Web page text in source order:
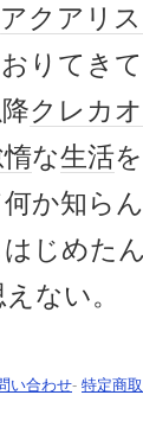
アクアリ
りてきて
クレカ
な生活
か知ら
はじめた
ない。
い合わせ- 特定商